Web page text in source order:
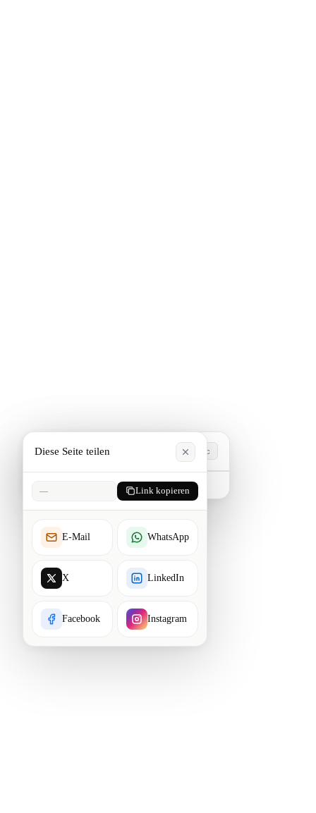
Esc
Tippen, um zu suchen. Esc zum Schließen.
Diese Seite teilen
— Link kopieren
E-Mail WhatsApp
X LinkedIn
Facebook Instagram